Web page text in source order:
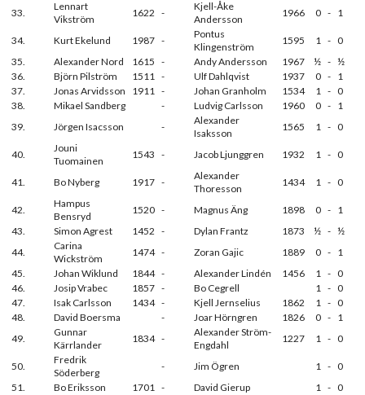
33.
Lennart
Vikström
1622 -
Kjell-Åke
Andersson
1966 0 - 1
34. Kurt Ekelund 1987 -
Pontus
Klingenström
1595 1 - 0
35.
Alexander Nord 1615 - Andy Andersson 1967 ½ - ½
36.
Björn Pilström 1511 - Ulf Dahlqvist 1937 0 - 1
37.
Jonas Arvidsson 1911 - Johan Granholm 1534 1 - 0
38.
Mikael Sandberg - Ludvig Carlsson 1960 0 - 1
39.
Jörgen Isacsson -
Alexander
Isaksson
1565 1 - 0
40.
Jouni
Tuomainen
1543 - Jacob Ljunggren 1932 1 - 0
41. Bo Nyberg 1917 -
Alexander
Thoresson
1434 1 - 0
42.
Hampus
Bensryd
1520 - Magnus Äng 1898 0 - 1
43.
Simon Agrest 1452 - Dylan Frantz 1873 ½ - ½
44.
Carina
Wickström
1474 - Zoran Gajic 1889 0 - 1
45.
Johan Wiklund 1844 - Alexander Lindén 1456 1 - 0
46.
Josip Vrabec 1857 - Bo Cegrell 1 - 0
47.
Isak Carlsson 1434 - Kjell Jernselius 1862 1 - 0
48.
David Boersma - Joar Hörngren 1826 0 - 1
49.
Gunnar
Kärrlander
1834 -
Alexander Ström-
Engdahl
1227 1 - 0
50.
Fredrik
Söderberg
- Jim Ögren 1 - 0
51.
Bo Eriksson 1701 - David Gierup 1 - 0